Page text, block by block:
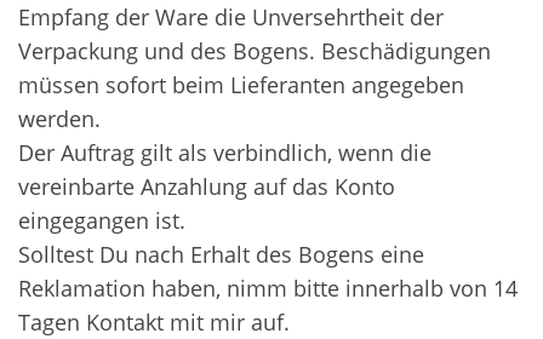
Empfang der Ware die Unversehrtheit der
Verpackung und des Bogens. Beschädigungen
müssen sofort beim Lieferanten angegeben
werden.
Der Auftrag gilt als verbindlich, wenn die
vereinbarte Anzahlung auf das Konto
eingegangen ist.
Solltest Du nach Erhalt des Bogens eine
Reklamation haben, nimm bitte innerhalb von 14
Tagen Kontakt mit mir auf.